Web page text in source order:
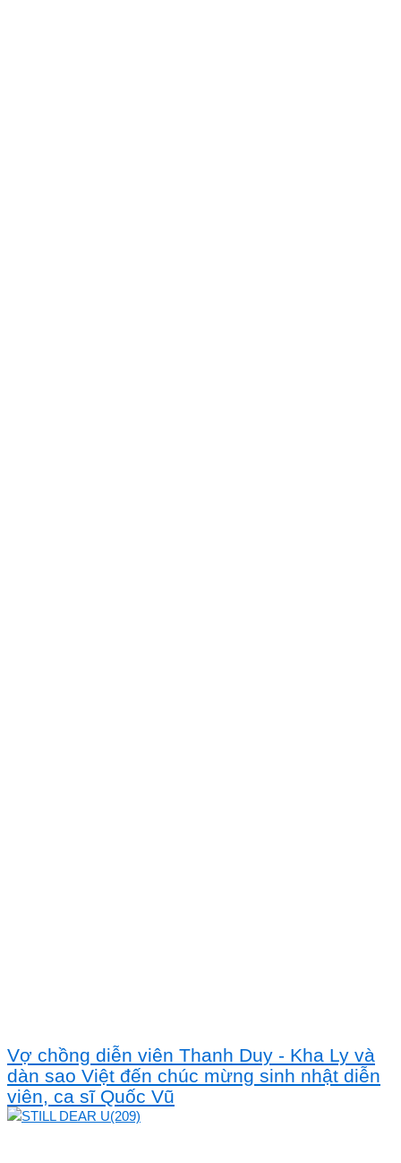
Vợ chồng diễn viên Thanh Duy - Kha Ly và
dàn sao Việt đến chúc mừng sinh nhật diễn
viên, ca sĩ Quốc Vũ